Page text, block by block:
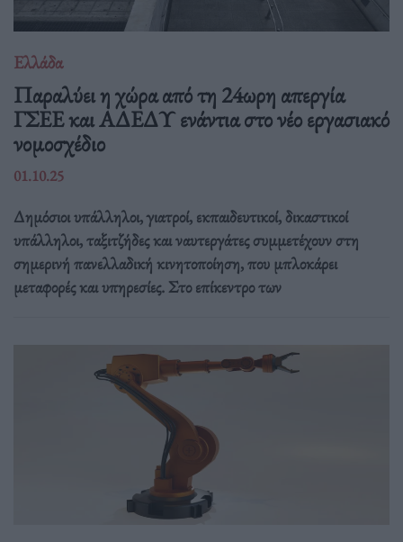
Ελλάδα
Παραλύει η χώρα από τη 24ωρη απεργία
ΓΣΕΕ και ΑΔΕΔΥ ενάντια στο νέο εργασιακό
νομοσχέδιο
01.10.25
Δημόσιοι υπάλληλοι, γιατροί, εκπαιδευτικοί, δικαστικοί
υπάλληλοι, ταξιτζήδες και ναυτεργάτες συμμετέχουν στη
σημερινή πανελλαδική κινητοποίηση, που μπλοκάρει
μεταφορές και υπηρεσίες. Στο επίκεντρο των